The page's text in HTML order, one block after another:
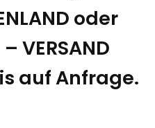
oder
VERSAND
auf Anfrage.